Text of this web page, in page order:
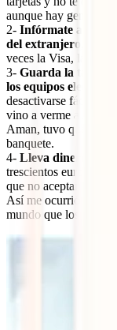
aunque hay gente que
2- Infórmate antes
del extranjero
, y en
veces la Visa, la
3- Guarda la tarjeta
los equipos
desactivarse
vino a verme a
Aman, tuvo que
banquete.
4- Lleva dinero en
trescientos euros. Es
que no aceptan
Así me ocurrió en
mundo que los euros.